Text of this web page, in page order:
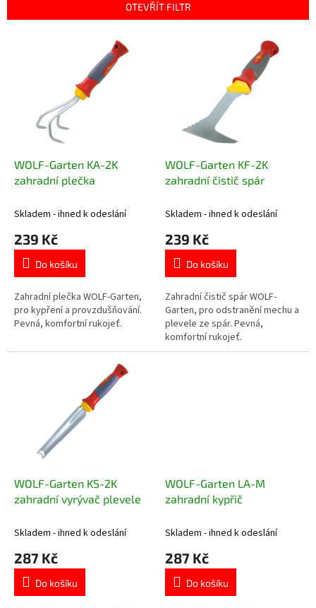
r
OTEVŘÍT FILTR
WOLF-Garten KA-2K
zahradní plečka
Skladem - ihned k odeslání
239 Kč
Do košíku
Zahradní plečka WOLF-Garten,
pro kypření a provzdušňování.
Pevná, komfortní rukojeť.
WOLF-Garten KF-2K
zahradní čistič spár
Skladem - ihned k odeslání
239 Kč
Do košíku
Zahradní čistič spár WOLF-
Garten, pro odstranění mechu a
plevele ze spár. Pevná,
komfortní rukojeť.
WOLF-Garten KS-2K
zahradní vyrývač plevele
Skladem - ihned k odeslání
287 Kč
Do košíku
WOLF-Garten LA-M
zahradní kypřič
Skladem - ihned k odeslání
287 Kč
Do košíku